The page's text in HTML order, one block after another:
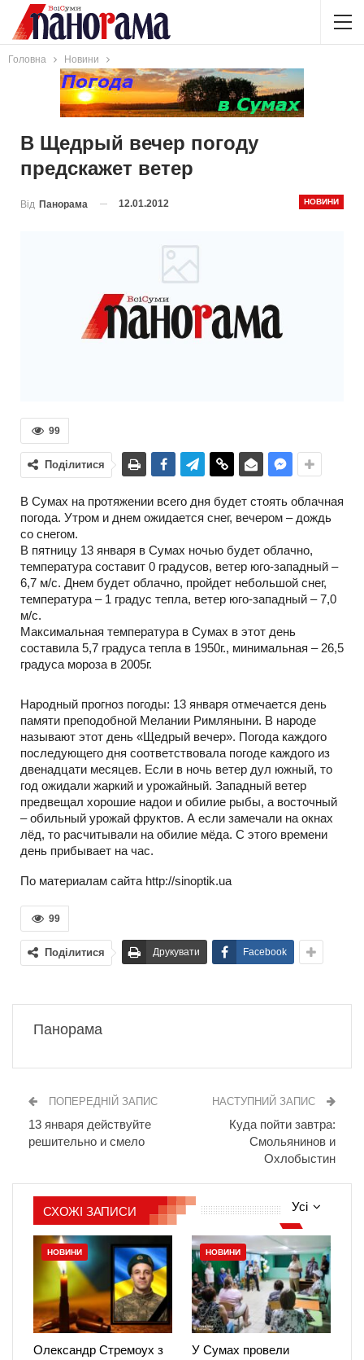
Головна Новини
В Щедрый вечер погоду
предскажет ветер
НОВИНИ
Від Панорама 12.01.2012
99
Поділитися
В Сумах на протяжении всего дня будет стоять облачная
погода. Утром и днем ожидается снег, вечером – дождь
со снегом.
В пятницу 13 января в Сумах ночью будет облачно,
температура составит 0 градусов, ветер юго-западный –
6,7 м/с. Днем будет облачно, пройдет небольшой снег,
температура – 1 градус тепла, ветер юго-западный – 7,0
м/с.
Максимальная температура в Сумах в этот день
составила 5,7 градуса тепла в 1950г., минимальная – 26,5
градуса мороза в 2005г.
Народный прогноз погоды: 13 января отмечается день
памяти преподобной Мелании Римляныни. В народе
называют этот день «Щедрый вечер». Погода каждого
последующего дня соответствовала погоде каждого из
двенадцати месяцев. Если в ночь ветер дул южный, то
год ожидали жаркий и урожайный. Западный ветер
предвещал хорошие надои и обилие рыбы, а восточный
– обильный урожай фруктов. А если замечали на окнах
лёд, то расчитывали на обилие мёда. С этого времени
день прибывает на час.
По материалам сайта http://sinoptik.ua
99
Поділитися Друкувати Facebook
Панорама
ПОПЕРЕДНІЙ ЗАПИС
13 января действуйте
решительно и смело
НАСТУПНИЙ ЗАПИС
Куда пойти завтра:
Смольянинов и
Охлобыстин
Усі
СХОЖІ ЗАПИСИ
НОВИНИ
Олександр Стремоух з
НОВИНИ
У Сумах провели